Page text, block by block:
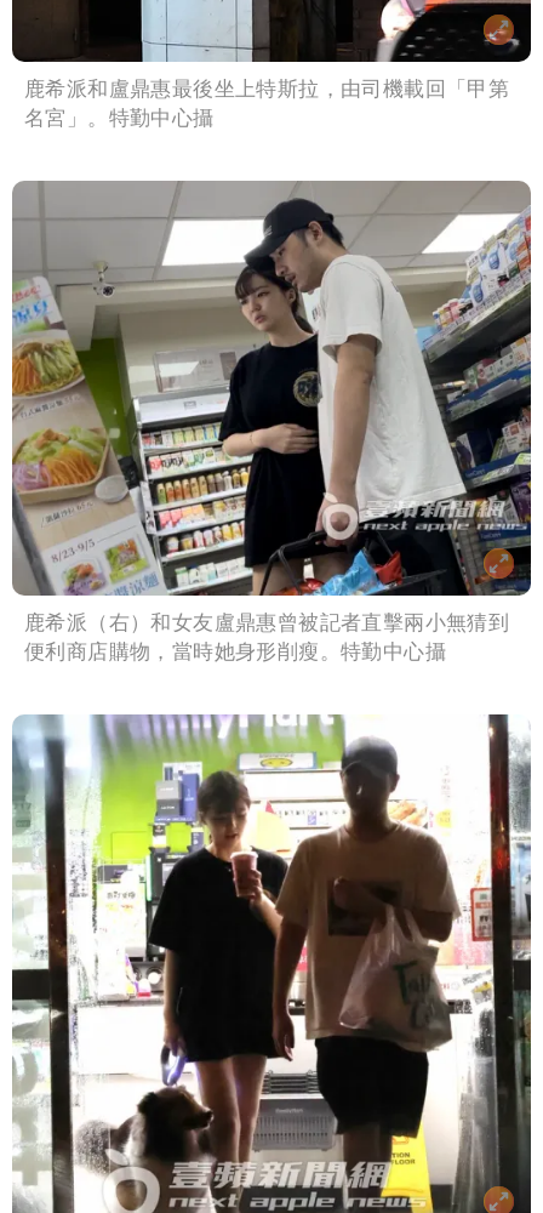
鹿希派和盧鼎惠最後坐上特斯拉，由司機載回「甲第
名宮」。特勤中心攝
鹿希派（右）和女友盧鼎惠曾被記者直擊兩小無猜到
便利商店購物，當時她身形削瘦。特勤中心攝